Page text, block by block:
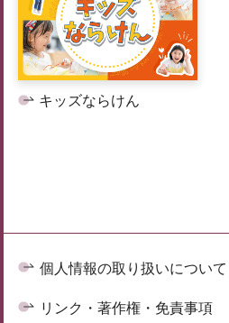
キッズならけん
個人情報の取り扱いについて
リンク・著作権・免責事項